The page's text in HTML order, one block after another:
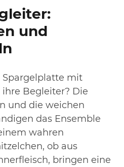
und
Spargelplatte mit
Begleiter? Die
und die weichen
das Ensemble
wahren
ob aus
bringen eine